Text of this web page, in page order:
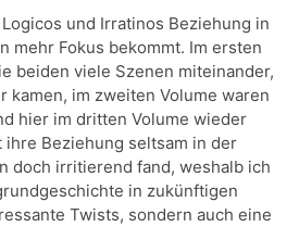
und Irratinos Beziehung in
mehr Fokus bekommt. Im ersten
beiden viele Szenen miteinander,
kamen, im zweiten Volume waren
hier im dritten Volume wieder
Beziehung seltsam in der
doch irritierend fand, weshalb ich
in zukünftigen
Twists, sondern auch eine